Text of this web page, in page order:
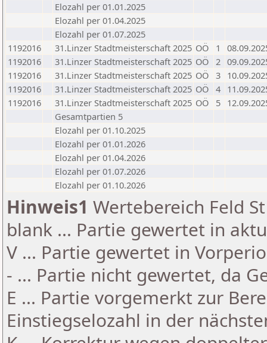
Elozahl per 01.01.2025
Elozahl per 01.04.2025
Elozahl per 01.07.2025
1192016
31.Linzer Stadtmeisterschaft 2025 OÖ 1
1192016
31.Linzer Stadtmeisterschaft 2025 OÖ 2
1192016
31.Linzer Stadtmeisterschaft 2025 OÖ 3
1192016
31.Linzer Stadtmeisterschaft 2025 OÖ 4
1192016
31.Linzer Stadtmeisterschaft 2025 OÖ 5
Gesamtpartien 5
Elozahl per 01.10.2025
Elozahl per 01.01.2026
Elozahl per 01.04.2026
Elozahl per 01.07.2026
Elozahl per 01.10.2026
Hinweis1 Wertebereich Feld
blank ... Partie gewertet in
V ... Partie gewertet in
- ... Partie nicht gewertet, da
E ... Partie vorgemerkt zur
Einstiegselozahl in der